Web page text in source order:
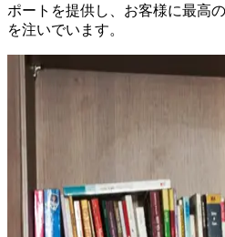
ポートを提供し、お客様に最高
を注いでいます。